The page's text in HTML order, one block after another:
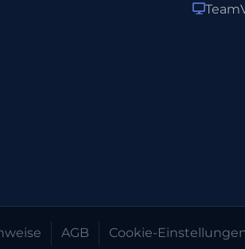
AGB Cookie-